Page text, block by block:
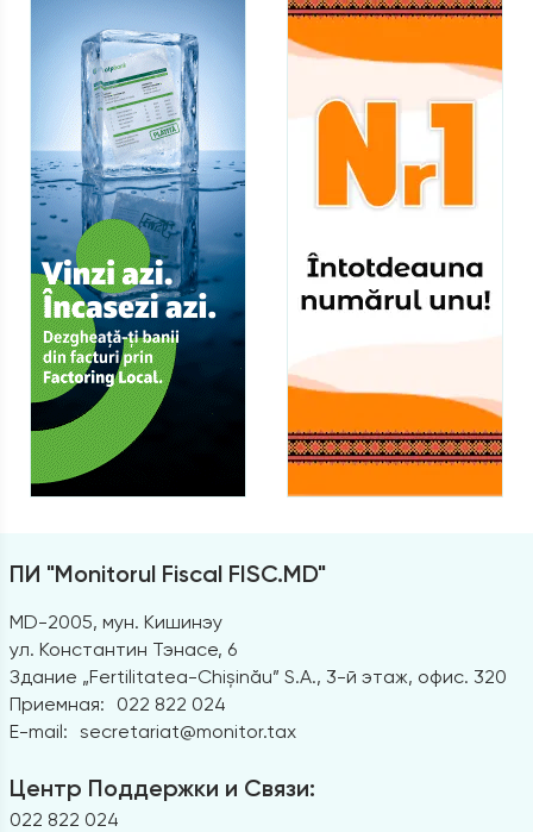
ПИ "Monitorul Fiscal FISC.MD"
MD-2005, мун. Кишинэу
ул. Константин Тэнасе, 6
Здание „Fertilitatea-Chișinău” S.A., 3-й этаж, офис. 320
Приемная:
022 822 024
E-mail: secretariat@monitor.tax
Центр Поддержки и Связи:
022 822 024